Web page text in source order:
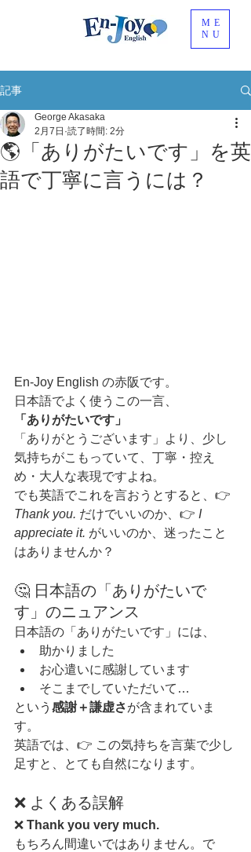
ME
NU
記事
🌎「ありがたいです」を英
語で丁寧に言うには？
George Akasaka
2月7日 読了時間: 2分
En-Joy English の赤阪です。
日本語でよく使うこの一言、
「ありがたいです」
「ありがとうございます」より、少し
気持ちがこもっていて、丁寧・控え
め・大人な表現ですよね。
でも英語でこれを言おうとすると、👉
Thank you. だけでいいのか、👉 I
appreciate it. がいいのか、迷ったこと
はありませんか？
🤔 日本語の「ありがたいで
す」のニュアンス
日本語の「ありがたいです」には、
助かりました
お心遣いに感謝しています
そこまでしていただいて…
という 感謝＋謙虚さが含まれていま
す。
英語では、👉 この気持ちを言葉で少し
足すと、とても自然になります。
❌ よくある誤解
❌ Thank you very much.
もちろん間違いではありません。で